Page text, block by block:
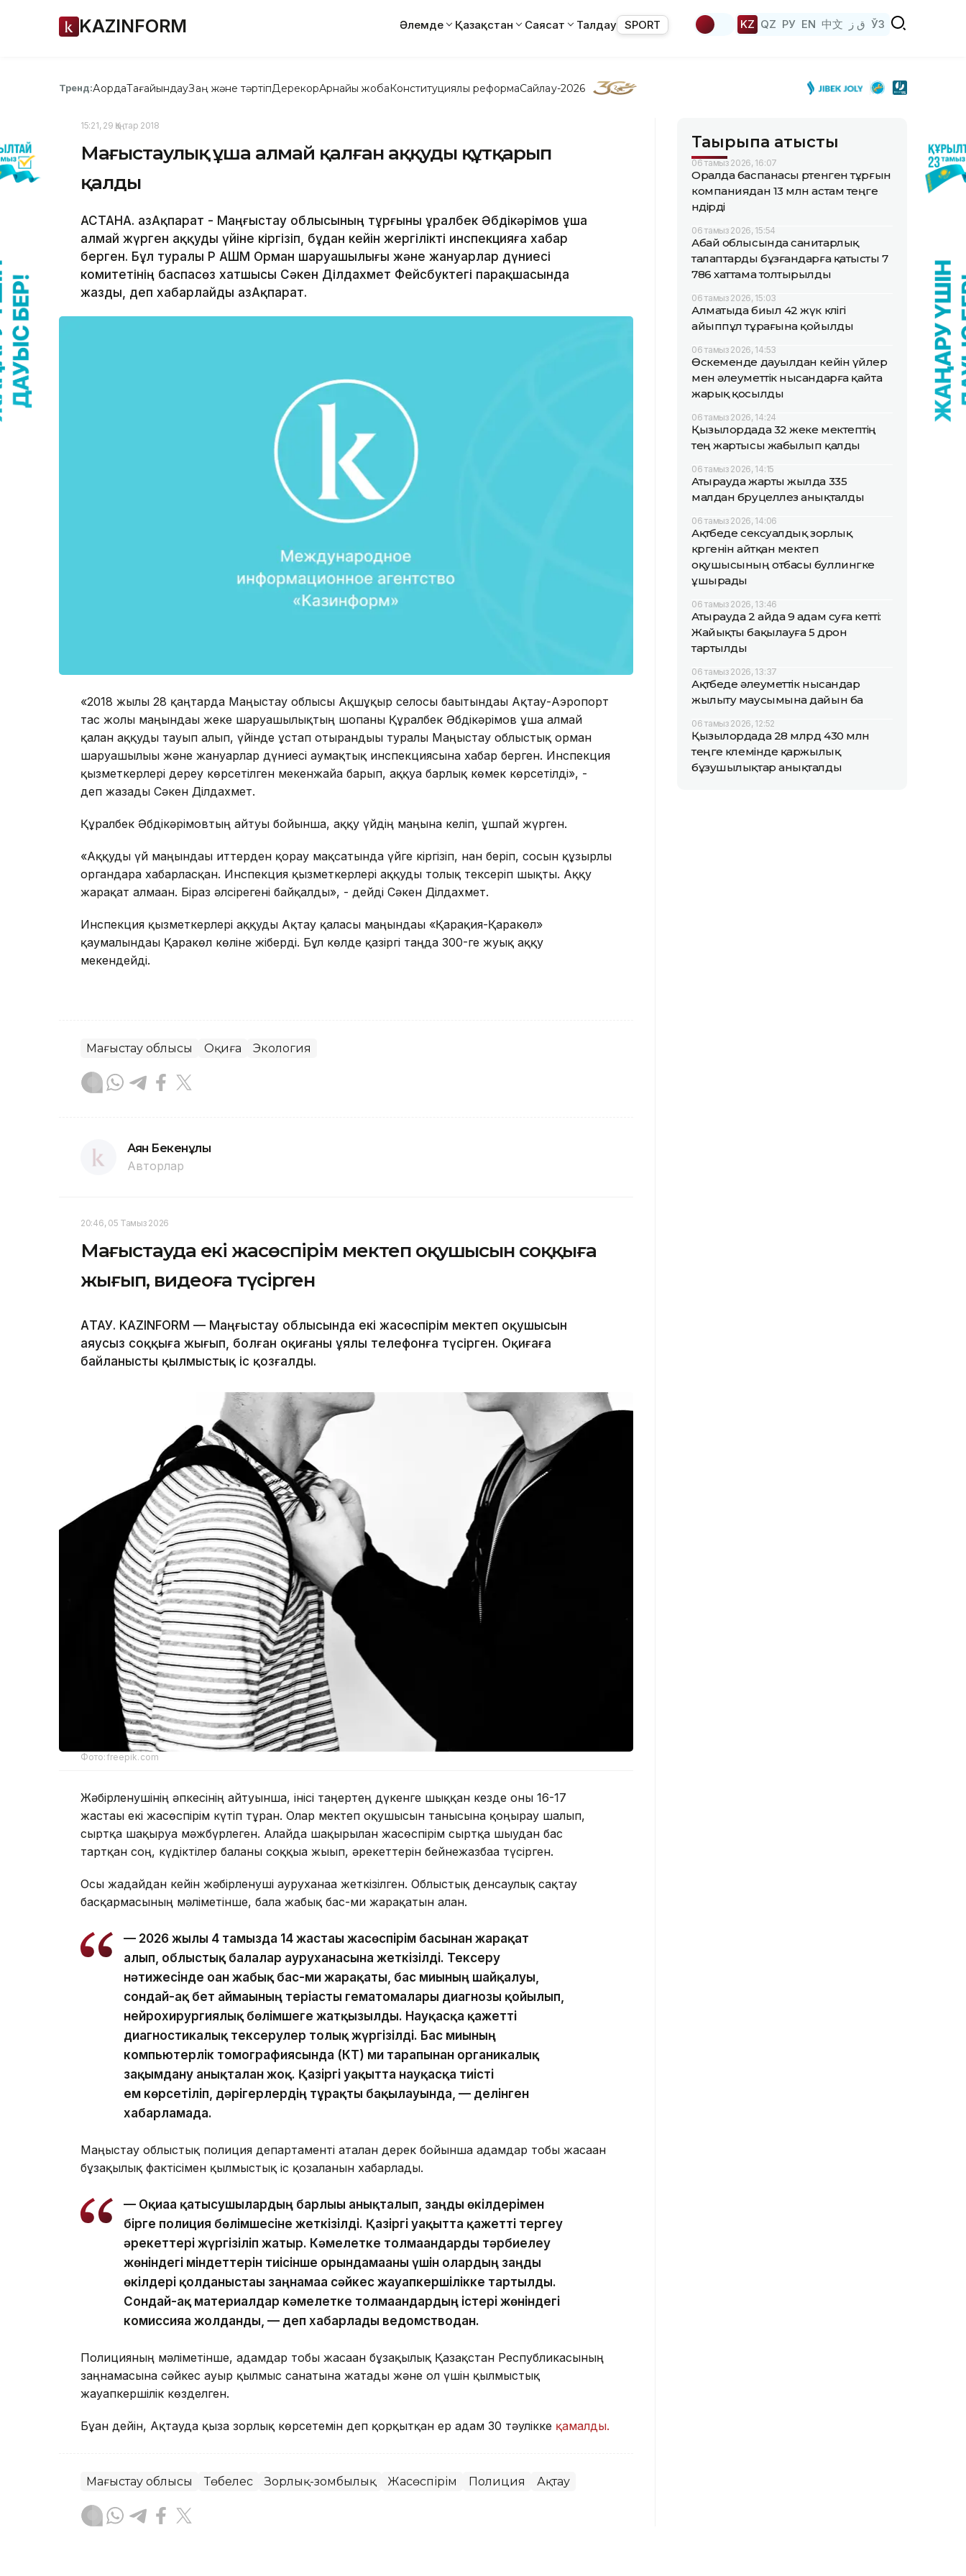
KAZINFORM Әлемде Қазақстан Саясат Талдау SPORT KZ QZ РУ EN 中文 ق ز ЎЗ
Тренд:АқордаТағайындауЗаң және тәртіпДерекқорАрнайы жобаКонституциялық реформаСайлау-2026
15:21, 29 Қаңтар 2018
Маңғыстаулық ұша алмай қалған аққуды құтқарып
қалды
АСТАНА. ҚазАқпарат - Маңғыстау облысының тұрғыны Құралбек Әбдікәрімов ұша
алмай жүрген аққуды үйіне кіргізіп, бұдан кейін жергілікті инспекцияға хабар
берген. Бұл туралы ҚР АШМ Орман шаруашылығы және жануарлар дүниесі
комитетінің баспасөз хатшысы Сәкен Ділдахмет Фейсбуктегі парақшасында
жазды, деп хабарлайды ҚазАқпарат.
«2018 жылғы 28 қаңтарда Маңғыстау облысы Ақшұқыр селосы бағытындағы Ақтау-Аэропорт
тас жолы маңындағы жеке шаруашылықтың шопаны Құралбек Әбдікәрімов ұша алмай
қалған аққуды тауып алып, үйінде ұстап отырғандығы туралы Маңғыстау облыстық орман
шаруашылығы және жануарлар дүниесі аумақтық инспекциясына хабар берген. Инспекция
қызметкерлері дереу көрсетілген мекенжайға барып, аққуға барлық көмек көрсетілді», -
деп жазады Сәкен Ділдахмет.
Құралбек Әбдікәрімовтың айтуы бойынша, аққу үйдің маңына келіп, ұшпай жүрген.
«Аққуды үй маңындағы иттерден қорғау мақсатында үйге кіргізіп, нан беріп, сосын құзырлы
органдарға хабарласқан. Инспекция қызметкерлері аққуды толық тексеріп шықты. Аққу
жарақат алмаған. Біраз әлсірегені байқалды», - дейді Сәкен Ділдахмет.
Инспекция қызметкерлері аққуды Ақтау қаласы маңындағы «Қарақия-Қаракөл»
қаумалындағы Қаракөл көліне жіберді. Бұл көлде қазіргі таңда 300-ге жуық аққу
мекендейді.
Маңғыстау облысы Оқиға Экология
Аян Бекенұлы
Авторлар
20:46, 05 Тамыз 2026
Маңғыстауда екі жасөспірім мектеп оқушысын соққыға
жығып, видеоға түсірген
АҚТАУ. KAZINFORM — Маңғыстау облысында екі жасөспірім мектеп оқушысын
аяусыз соққыға жығып, болған оқиғаны ұялы телефонға түсірген. Оқиғаға
байланысты қылмыстық іс қозғалды.
Фото:freepik.com
Жәбірленушінің әпкесінің айтуынша, інісі таңертең дүкенге шыққан кезде оны 16-17
жастағы екі жасөспірім күтіп тұрған. Олар мектеп оқушысын танысына қоңырау шалып,
сыртқа шақыруға мәжбүрлеген. Алайда шақырылған жасөспірім сыртқа шығудан бас
тартқан соң, күдіктілер баланы соққыға жығып, әрекеттерін бейнежазбаға түсірген.
Осы жағдайдан кейін жәбірленуші ауруханаға жеткізілген. Облыстық денсаулық сақтау
басқармасының мәліметінше, бала жабық бас-ми жарақатын алған.
— 2026 жылғы 4 тамызда 14 жастағы жасөспірім басынан жарақат
алып, облыстық балалар ауруханасына жеткізілді. Тексеру
нәтижесінде оған жабық бас-ми жарақаты, бас миының шайқалуы,
сондай-ақ бет аймағының теріасты гематомалары диагнозы қойылып,
нейрохирургиялық бөлімшеге жатқызылды. Науқасқа қажетті
диагностикалық тексерулер толық жүргізілді. Бас миының
компьютерлік томографиясында (КТ) ми тарапынан органикалық
зақымдану анықталған жоқ. Қазіргі уақытта науқасқа тиісті
ем көрсетіліп, дәрігерлердің тұрақты бақылауында, — делінген
хабарламада.
Маңғыстау облыстық полиция департаменті аталған дерек бойынша адамдар тобы жасаған
бұзақылық фактісімен қылмыстық іс қозғалғанын хабарлады.
— Оқиғаға қатысушылардың барлығы анықталып, заңды өкілдерімен
бірге полиция бөлімшесіне жеткізілді. Қазіргі уақытта қажетті тергеу
әрекеттері жүргізіліп жатыр. Кәмелетке толмағандарды тәрбиелеу
жөніндегі міндеттерін тиісінше орындамағаны үшін олардың заңды
өкілдері қолданыстағы заңнамаға сәйкес жауапкершілікке тартылды.
Сондай-ақ материалдар кәмелетке толмағандардың істері жөніндегі
комиссияға жолданды, — деп хабарлады ведомстводан.
Полицияның мәліметінше, адамдар тобы жасаған бұзақылық Қазақстан Республикасының
заңнамасына сәйкес ауыр қылмыс санатына жатады және ол үшін қылмыстық
жауапкершілік көзделген.
Бұған дейін, Ақтауда қызға зорлық көрсетемін деп қорқытқан ер адам 30 тәулікке қамалды.
Маңғыстау облысы Төбелес Зорлық-зомбылық Жасөспірім Полиция Ақтау
Тақырыпқа қатысты
06 тамыз 2026, 16:07
Оралда баспанасы өртенген тұрғын
компаниядан 13 млн астам теңге
өндірді
06 тамыз 2026, 15:54
Абай облысында санитарлық
талаптарды бұзғандарға қатысты 7
786 хаттама толтырылды
06 тамыз 2026, 15:03
Алматыда биыл 42 жүк көлігі
айыппұл тұрағына қойылды
06 тамыз 2026, 14:53
Өскеменде дауылдан кейін үйлер
мен әлеуметтік нысандарға қайта
жарық қосылды
06 тамыз 2026, 14:24
Қызылордада 32 жеке мектептің
тең жартысы жабылып қалды
06 тамыз 2026, 14:15
Атырауда жарты жылда 335
малдан бруцеллез анықталды
06 тамыз 2026, 14:06
Ақтөбеде сексуалдық зорлық
көргенін айтқан мектеп
оқушысының отбасы буллингке
ұшырады
06 тамыз 2026, 13:46
Атырауда 2 айда 9 адам суға кетті:
Жайықты бақылауға 5 дрон
тартылды
06 тамыз 2026, 13:37
Ақтөбеде әлеуметтік нысандар
жылыту маусымына дайын ба
06 тамыз 2026, 12:52
Қызылордада 28 млрд 430 млн
теңге көлемінде қаржылық
бұзушылықтар анықталды